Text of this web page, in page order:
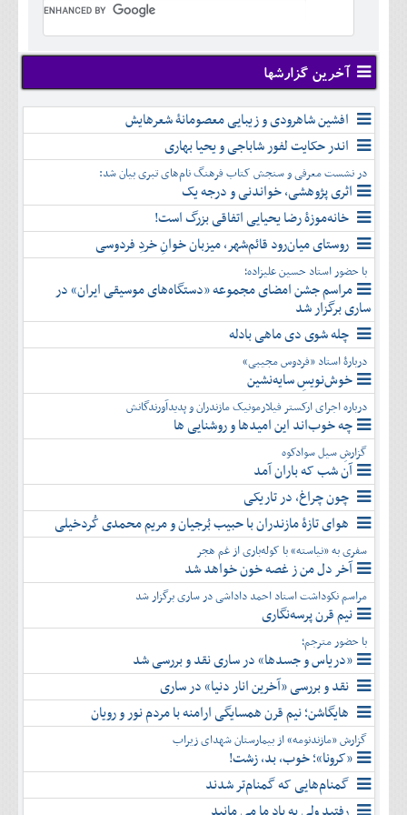
دی
بهمن
اسفند
آبان
آذر
دی
بهمن
اسفند
شهريور
مهر
آبان
آذر
دی
بهمن
اسفند
تير
مرداد
شهريور
مهر
آبان
آذر
دی
بهمن
اسفند
آخرین گزارشها
افشین شاهرودی و زیبایی معصومانۀ شعرهایش
اندر حکایت لفور شاباجی و یحیا بهاری
در نشست معرفی و سنجش کتاب فرهنگ نام‌های تبری بیان شد:
اثری پژوهشی، خواندنی و درجه یک
خانه‌موزۀ رضا یحیایی اتفاقی بزرگ است!
روستای میان‌رود قائم‌شهر، میزبان خوانِ خردِ فردوسی
با حضور استاد حسین علیزاده؛
مراسم جشن امضای مجموعه «دستگاه‌های موسیقی ایران» در
ساری برگزار شد
چله شوی دی ماهی بادله
دربارۀ استاد «فردوس مجیبی»
خوش‌نویسِ سایه‌نشین
درباره اجرای ارکستر فیلارمونیک مازندران و پدیدآورندگانش
چه خوب‌اند این امیدها و روشنایی ها
گزارشِ سیل سوادکوه
آن شب که باران آمد
چون چراغ، در تاریکی
هوای تازۀ مازندران با حبیب بُرجیان و مریم محمدی کُردخیلی
سفری به «نیاسته» با کوله‌باری از غم هجر
آخر دل من ز غصه خون خواهد شد
مراسم نکوداشت استاد احمد داداشی در ساری برگزار شد
نیم قرن پرسه‌نگاری
با حضور مترجم؛
«دریاس و جسدها» در ساری نقد و بررسی شد
نقد و بررسی «آخرین انار دنیا» در ساری
هایگاشن؛ نیم قرن همسایگی ارامنه با مردم نور و رویان
گزارش «مازندنومه» از بیمارستان شهدای زیراب
«کرونا»؛ خوب، بد، زشت!
گمنام‌هایی که گمنام‌تر شدند